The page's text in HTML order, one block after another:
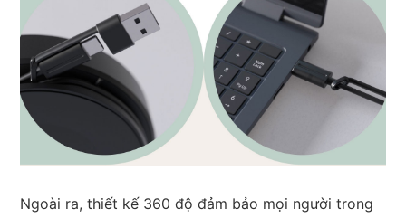
Ngoài ra, thiết kế 360 độ đảm bảo mọi người trong